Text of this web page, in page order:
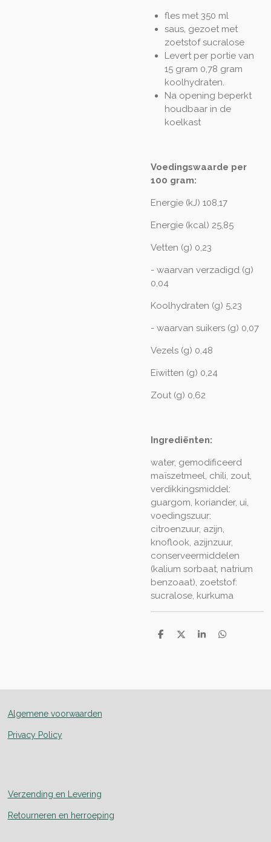
fles met 350 ml
saus, gezoet met
zoetstof sucralose
Levert per portie van
15 gram 0,78 gram
koolhydraten.
Na opening beperkt
houdbaar in de
koelkast
Voedingswaarde per
100 gram:
Energie (kJ) 108,17
Energie (kcal) 25,85
Vetten (g) 0,23
- waarvan verzadigd (g)
0,04
Koolhydraten (g) 5,23
- waarvan suikers (g) 0,07
Vezels (g) 0,48
Eiwitten (g) 0,24
Zout (g) 0,62
Ingrediënten:
water, gemodificeerd
maïszetmeel, chili, zout,
verdikkingsmiddel:
guargom, koriander, ui,
voedingszuur:
citroenzuur, azijn,
knoflook, azijnzuur,
conserveermiddelen
(kalium sorbaat, natrium
benzoaat), zoetstof:
sucralose, kurkuma
D
D
S
D
Algemene voorwaarden
Privacy Policy
Verzending en Levering
Retourneren en herroeping